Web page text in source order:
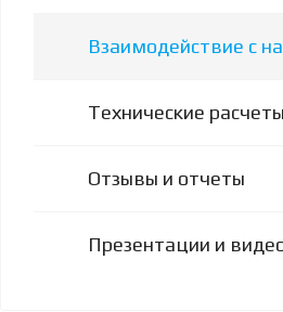
Взаимодействие с
Технические расчеты
Отзывы и отчеты
Презентации и